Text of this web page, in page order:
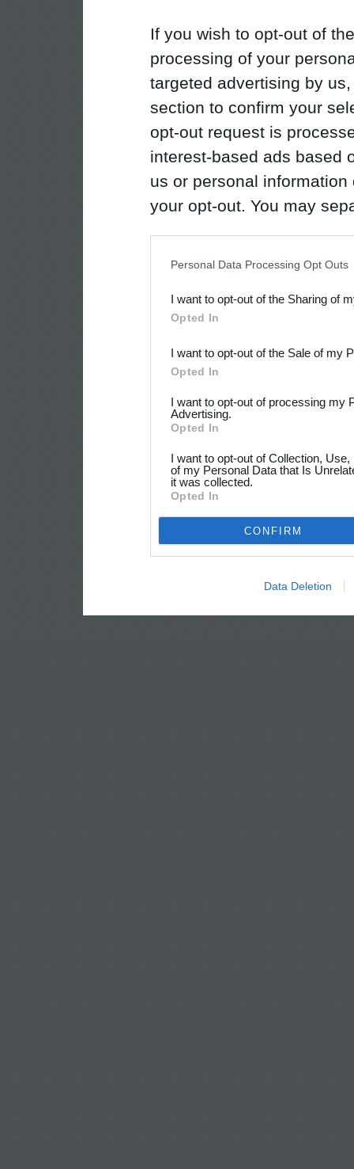
If you wish to opt-out of
processing of your
targeted advertising by
section to confirm your
opt-out request is
interest-based ads based
us or personal
your opt-out. You may
Downstream Participants
third parties.
Personal Data Processing Opt Outs
I want to opt-out of the Sharing of
Opted In
I want to opt-out of the Sale of my
Opted In
I want to opt-out of processing my
Advertising.
Opted In
I want to opt-out of Collection,
of my Personal Data that Is
it was collected.
Opted In
CONFIRM
Data Deletion